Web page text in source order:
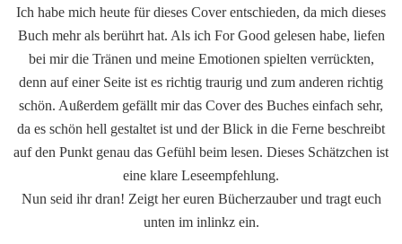
Ich habe mich heute für dieses Cover entschieden, da mich dieses
Buch mehr als berührt hat. Als ich For Good gelesen habe, liefen
bei mir die Tränen und meine Emotionen spielten verrückten,
denn auf einer Seite ist es richtig traurig und zum anderen richtig
schön. Außerdem gefällt mir das Cover des Buches einfach sehr,
da es schön hell gestaltet ist und der Blick in die Ferne beschreibt
auf den Punkt genau das Gefühl beim lesen. Dieses Schätzchen ist
eine klare Leseempfehlung.
Nun seid ihr dran! Zeigt her euren Bücherzauber und tragt euch
unten im inlinkz ein.